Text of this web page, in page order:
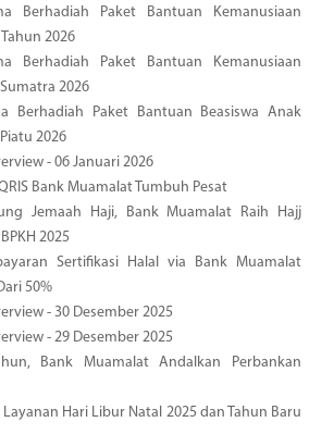
Berhadiah Paket Bantuan Kemanusiaan
2026
Berhadiah Paket Bantuan Kemanusiaan
2026
Berhadiah Paket Bantuan Beasiswa Anak
2026
- 06 Januari 2026
Bank Muamalat Tumbuh Pesat
Jemaah Haji, Bank Muamalat Raih Hajj
2025
Sertifikasi Halal via Bank Muamalat
50%
- 30 Desember 2025
- 29 Desember 2025
Bank Muamalat Andalkan Perbankan
Layanan Hari Libur Natal 2025 dan Tahun Baru